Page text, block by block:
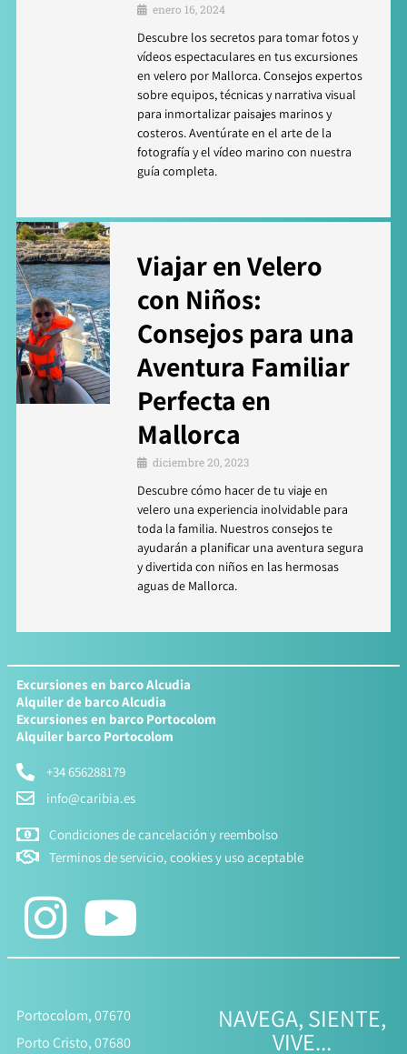
enero 16, 2024
Descubre los secretos para tomar fotos y
vídeos espectaculares en tus excursiones
en velero por Mallorca. Consejos expertos
sobre equipos, técnicas y narrativa visual
para inmortalizar paisajes marinos y
costeros. Aventúrate en el arte de la
fotografía y el vídeo marino con nuestra
guía completa.
Viajar en Velero
con Niños:
Consejos para una
Aventura Familiar
Perfecta en
Mallorca
diciembre 20, 2023
Descubre cómo hacer de tu viaje en
velero una experiencia inolvidable para
toda la familia. Nuestros consejos te
ayudarán a planificar una aventura segura
y divertida con niños en las hermosas
aguas de Mallorca.
Excursiones en barco Alcudia
Alquiler de barco Alcudia
Excursiones en barco Portocolom
Alquiler barco Portocolom
+34 656288179
info@caribia.es
Condiciones de cancelación y reembolso
Terminos de servicio, cookies y uso aceptable
Portocolom, 07670
Porto Cristo, 07680
NAVEGA, SIENTE,
VIVE...